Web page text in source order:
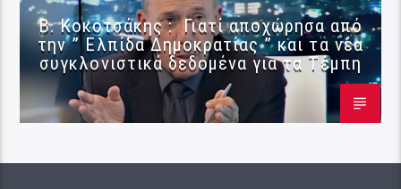
Β. Κοκοτσάκης : Γιατί αποχώρησα από
την ” Ελπίδα Δημοκρατίας ” και τα νέα
συγκλονιστικά δεδομένα για τα Τέμπη